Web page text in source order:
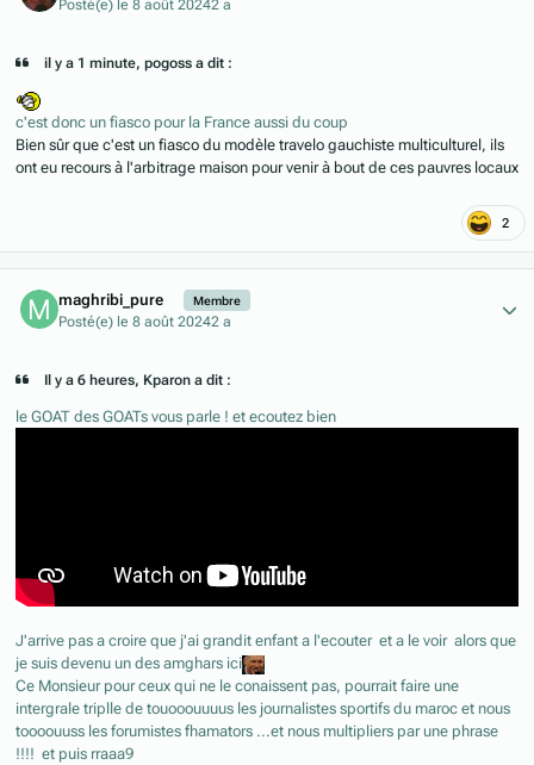
Posté(e) le 8 août 20242 a
il y a 1 minute, pogoss a dit :
c'est donc un fiasco pour la France aussi du coup
Bien sûr que c'est un fiasco du modèle travelo gauchiste multiculturel, ils
ont eu recours à l'arbitrage maison pour venir à bout de ces pauvres locaux
2
maghribi_pure Membre
Posté(e) le 8 août 20242 a
Il y a 6 heures, Kparon a dit :
le GOAT des GOATs vous parle ! et ecoutez bien
J'arrive pas a croire que j'ai grandit enfant a l'ecouter et a le voir alors que
je suis devenu un des amghars ici
Ce Monsieur pour ceux qui ne le conaissent pas, pourrait faire une
intergrale triplle de touooouuuus les journalistes sportifs du maroc et nous
toooouuss les forumistes fhamators ...et nous multipliers par une phrase
!!!! et puis rraaa9